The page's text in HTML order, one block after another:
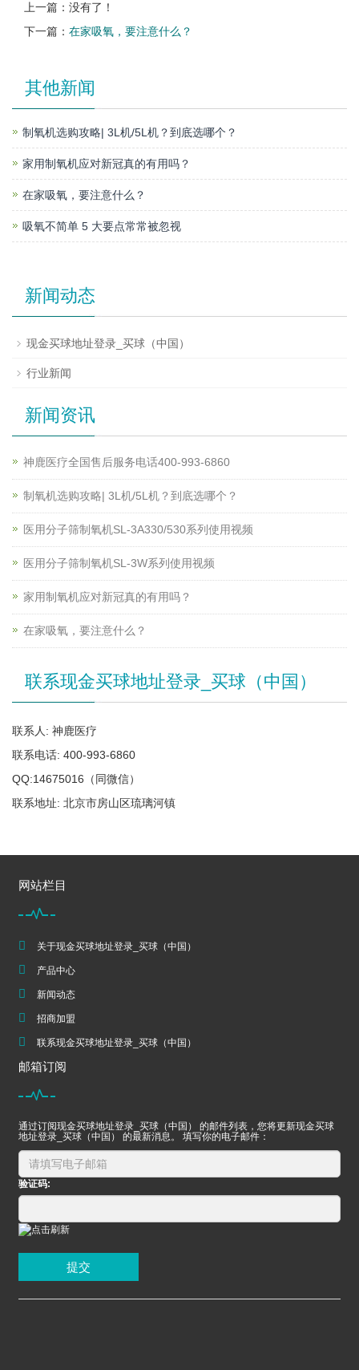
上一篇：没有了！
下一篇： 在家吸氧，要注意什么？
其他新闻
制氧机选购攻略| 3L机/5L机？到底选哪个？
家用制氧机应对新冠真的有用吗？
在家吸氧，要注意什么？
吸氧不简单 5 大要点常常被忽视
新闻动态
现金买球地址登录_买球（中国）
行业新闻
新闻资讯
神鹿医疗全国售后服务电话400-993-6860
制氧机选购攻略| 3L机/5L机？到底选哪个？
医用分子筛制氧机SL-3A330/530系列使用视频
医用分子筛制氧机SL-3W系列使用视频
家用制氧机应对新冠真的有用吗？
在家吸氧，要注意什么？
联系现金买球地址登录_买球（中国）
联系人: 神鹿医疗
联系电话: 400-993-6860
QQ:14675016（同微信）
联系地址: 北京市房山区琉璃河镇
网站栏目
关于现金买球地址登录_买球（中国）
产品中心
新闻动态
招商加盟
联系现金买球地址登录_买球（中国）
邮箱订阅
通过订阅现金买球地址登录_买球（中国） 的邮件列表，您将更新现金买球
地址登录_买球（中国） 的最新消息。 填写你的电子邮件：
验证码:
提交